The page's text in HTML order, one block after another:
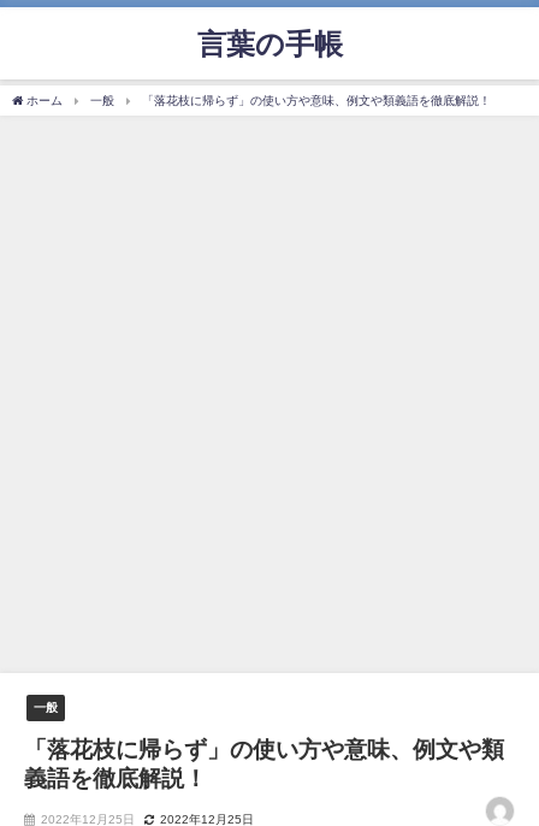
言葉の手帳
ホーム 一般 「落花枝に帰らず」の使い方や意味、例文や類義語を徹底解説！
一般
「落花枝に帰らず」の使い方や意味、例文や類
義語を徹底解説！
2022年12月25日 2022年12月25日